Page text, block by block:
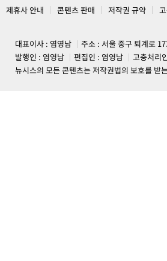
제휴사 안내 콘텐츠 판매 저작권 규약
대표이사 : 염영남
주소 : 서울 중구 퇴계로
발행인 : 염영남
편집인 : 염영남
고충처리
뉴시스의 모든 콘텐츠는 저작권법의 보호를